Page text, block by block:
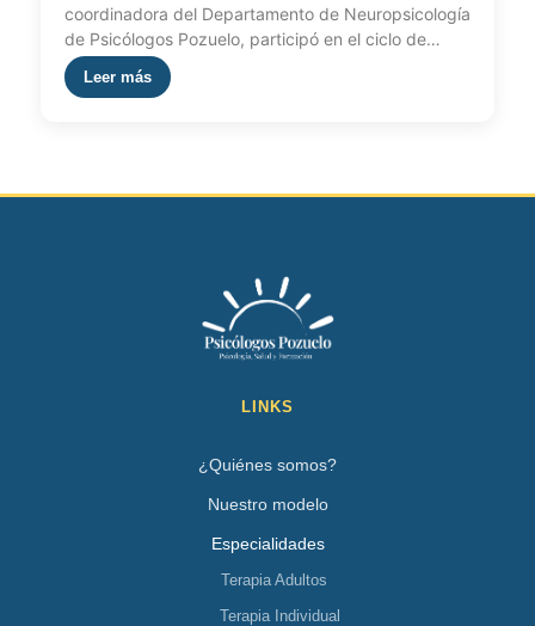
coordinadora del Departamento de Neuropsicología
de Psicólogos Pozuelo, participó en el ciclo de…
Leer más
LINKS
¿Quiénes somos?
Nuestro modelo
Especialidades
Terapia Adultos
Terapia Individual